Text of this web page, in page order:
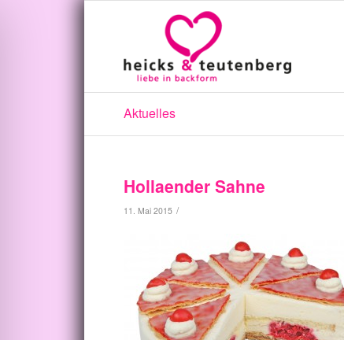
Aktuelles
Hollaender Sahne
11. Mai 2015 /